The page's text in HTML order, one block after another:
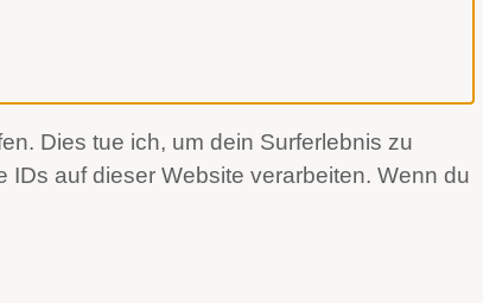
Dies tue ich, um dein Surferlebnis zu
auf dieser Website verarbeiten. Wenn du